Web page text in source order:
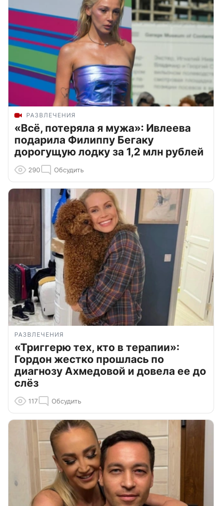
РАЗВЛЕЧЕНИЯ
«Всё, потеряла я мужа»: Ивлеева
подарила Филиппу Бегаку
дорогущую лодку за 1,2 млн рублей
290 Обсудить
РАЗВЛЕЧЕНИЯ
«Триггерю тех, кто в терапии»:
Гордон жестко прошлась по
диагнозу Ахмедовой и довела ее до
слёз
117 Обсудить